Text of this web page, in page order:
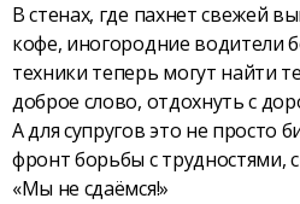
В стенах, где пахнет свежей
кофе, иногородние водители
техники теперь могут найти
доброе слово, отдохнуть с
А для супру­гов это не просто
фронт борьбы с трудностями,
«Мы не сдаёмся!»